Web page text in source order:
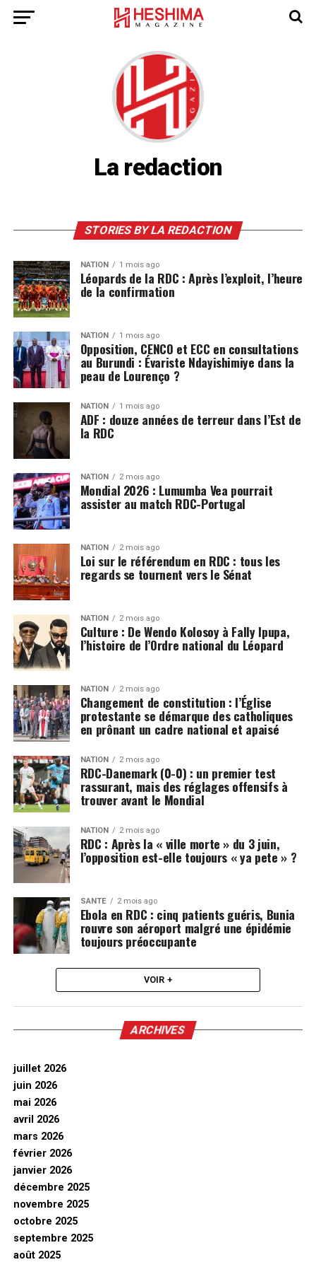
La redaction
STORIES BY LA REDACTION
NATION 1 mois ago
Léopards de la RDC : Après l’exploit, l’heure
de la confirmation
NATION 1 mois ago
Opposition, CENCO et ECC en consultations
au Burundi : Évariste Ndayishimiye dans la
peau de Lourenço ?
NATION 1 mois ago
ADF : douze années de terreur dans l’Est de
la RDC
NATION 2 mois ago
Mondial 2026 : Lumumba Vea pourrait
assister au match RDC-Portugal
NATION 2 mois ago
Loi sur le référendum en RDC : tous les
regards se tournent vers le Sénat
NATION 2 mois ago
Culture : De Wendo Kolosoy à Fally Ipupa,
l’histoire de l’Ordre national du Léopard
NATION 2 mois ago
Changement de constitution : l’Église
protestante se démarque des catholiques
en prônant un cadre national et apaisé
NATION 2 mois ago
RDC-Danemark (0-0) : un premier test
rassurant, mais des réglages offensifs à
trouver avant le Mondial
NATION 2 mois ago
RDC : Après la « ville morte » du 3 juin,
l’opposition est-elle toujours « ya pete » ?
SANTÉ 2 mois ago
Ebola en RDC : cinq patients guéris, Bunia
rouvre son aéroport malgré une épidémie
toujours préoccupante
VOIR +
ARCHIVES
juillet 2026
juin 2026
mai 2026
avril 2026
mars 2026
février 2026
janvier 2026
décembre 2025
novembre 2025
octobre 2025
septembre 2025
août 2025